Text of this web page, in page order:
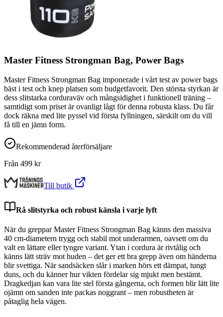
Master Fitness Strongman Bag, Power Bags
Master Fitness Strongman Bag imponerade i vårt test av power bags
bäst i test och knep platsen som budgetfavorit. Den största styrkan är
dess slitstarka corduraväv och mångsidighet i funktionell träning –
samtidigt som priset är ovanligt lågt för denna robusta klass. Du får
dock räkna med lite pyssel vid första fyllningen, särskilt om du vill
få till en jämn form.
Rekommenderad återförsäljare
Från 499 kr
Till butik
Rå slitstyrka och robust känsla i varje lyft
När du greppar Master Fitness Strongman Bag känns den massiva
40 cm-diametern trygg och stabil mot underarmen, oavsett om du
valt en lättare eller tyngre variant. Ytan i cordura är rivtålig och
känns lätt sträv mot huden – det ger ett bra grepp även om händerna
blir svettiga. När sandsäcken slår i marken hörs ett dämpat, tungt
duns, och du känner hur vikten fördelar sig mjukt men bestämt.
Dragkedjan kan vara lite stel första gångerna, och formen blir lätt lite
ojämn om sanden inte packas noggrant – men robustheten är
påtaglig hela vägen.